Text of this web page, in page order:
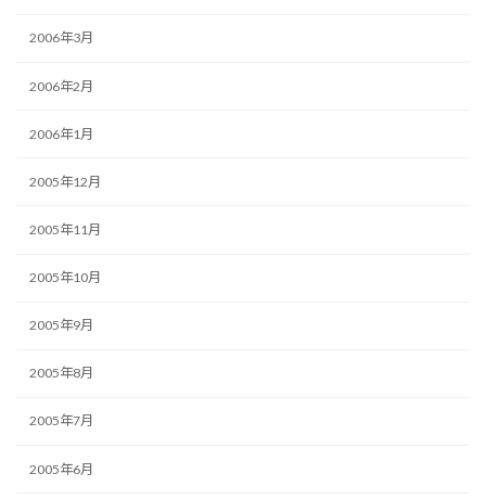
2006年3月
2006年2月
2006年1月
2005年12月
2005年11月
2005年10月
2005年9月
2005年8月
2005年7月
2005年6月